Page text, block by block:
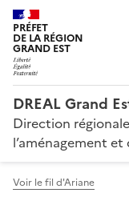
PRÉFET
DE LA RÉGION
GRAND EST
DREAL Grand
Direction
l’aménagement
Voir le fil d'Ariane